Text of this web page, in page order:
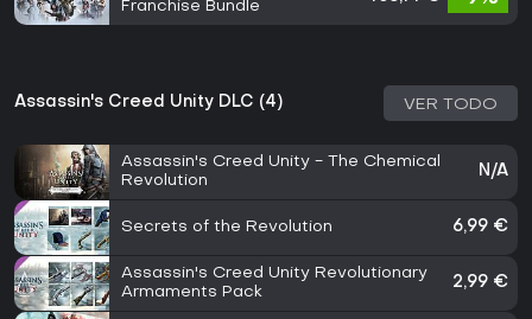
Franchise Bundle
Assassin's Creed Unity DLC (4) VER TODO
Assassin's Creed Unity - The Chemical
Revolution
N/A
Secrets of the Revolution 6,99 €
Assassin's Creed Unity Revolutionary
Armaments Pack
2,99 €